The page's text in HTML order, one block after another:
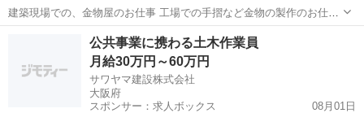
建築現場での、金物屋のお仕事 工場での手摺など金物の製作のお仕事
です。 金物屋のお仕事は、手摺やパネルやルーバーなど建築現場の仕
上げの金物を取り付けるお仕事になります。 現場未経験！金物屋未経
験！仕事をしてないあなた！ 気軽...
内装職人 未経験
公共事業に携わる土木作業員
月給30万円～60万円
サワヤマ建設株式会社
大阪府
スポンサー：求人ボックス
08月01日